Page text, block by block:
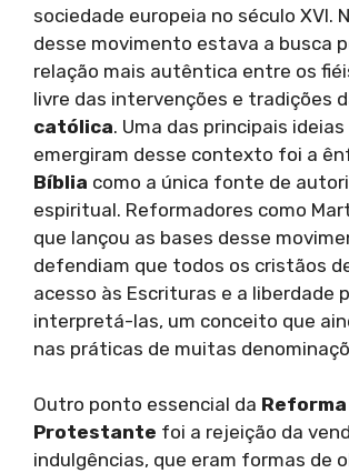
sociedade europeia no século XVI.
desse movimento estava a busca
relação mais autêntica entre os
livre das intervenções e tradições
católica. Uma das principais ideias
emergiram desse contexto foi a
Bíblia como a única fonte de
espiritual. Reformadores como
que lançou as bases desse
defendiam que todos os cristãos
acesso às Escrituras e a liberdade
interpretá-las, um conceito que
nas práticas de muitas
Outro ponto essencial da Reforma
Protestante foi a rejeição da
indulgências, que eram formas de